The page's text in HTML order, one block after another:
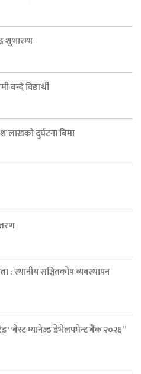
शुभारम्भ
बन्दै विद्यार्थी
दुर्घटना बिमा
: स्थानीय सञ्चितकोष व्यवस्थापन
“बेस्ट म्यानेज्ड डेभेलपमेन्ट बैंक २०२६”